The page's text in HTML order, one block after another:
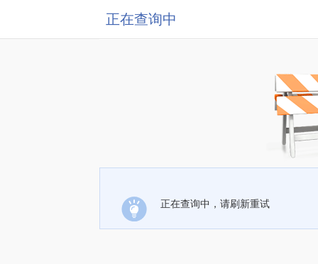
正在查询中
正在查询中，请刷新重试